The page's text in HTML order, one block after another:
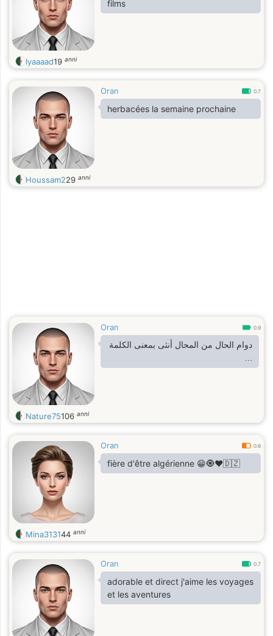
films
Iyaaaad19 anni
Oran 0.7
herbacées la semaine prochaine
Houssam229 anni
Oran 0.9
دوام الحال من المحال أنثى بمعنى الكلمة
Nature75106 anni
Oran 0.6
fière d'être algérienne 😁🧿❤️🇩🇿
Mina313144 anni
Oran 0.7
adorable et direct j'aime les voyages
et les aventures